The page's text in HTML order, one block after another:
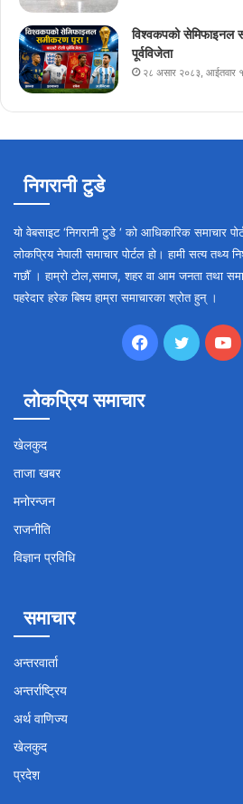
विश्वकपको सेमिफाइनल
पूर्वविजेता
२८ असार २०८३, आईतवार
निगरानी टुडे
यो वेबसाइट ‘निगरानी टुडे ‘ को आधिकारिक समाचार
लोकप्रिय नेपाली समाचार पोर्टल हो। हामी सत्य तथ्य
गर्छौँ । हाम्रो टोल,समाज, शहर वा आम जनता तथा
पहरेदार हरेक बिषय हाम्रा समाचारका श्रोत हुन् ।
Facebook
Twitter
लोकप्रिय समाचार
खेलकुद
ताजा खबर
मनोरन्जन
राजनीति
विज्ञान प्रविधि
समाचार
अन्तरवार्ता
अन्तर्राष्ट्रिय
अर्थ वाणिज्य
खेलकुद
प्रदेश